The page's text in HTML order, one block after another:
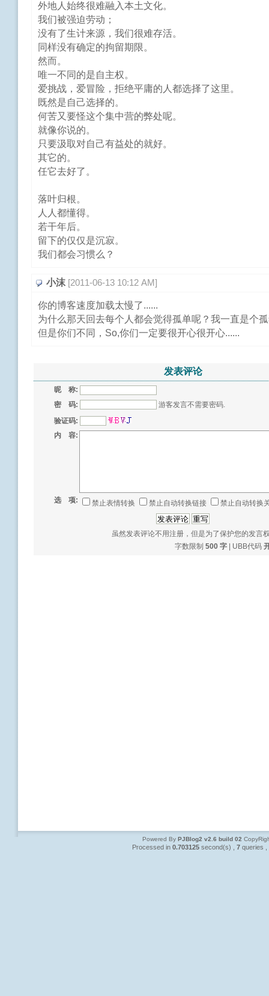
外地人始终很难融入本土文化。
我们被强迫劳动；
没有了生计来源，我们很难存活。
同样没有确定的拘留期限。
然而。
唯一不同的是自主权。
爱挑战，爱冒险，拒绝平庸的人都选择了这里。
既然是自己选择的。
何苦又要怪这个集中营的弊处呢。
就像你说的。
只要汲取对自己有益处的就好。
其它的。
任它去好了。
落叶归根。
人人都懂得。
若干年后。
留下的仅仅是沉寂。
我们都会习惯么？
小沫 [2011-06-13 10:12 AM]
你的博客速度加载太慢了......
为什么那天回去每个人都会觉得孤单呢？我一直是个
但是你们不同，So,你们一定要很开心很开心......
发表评论
昵 称:
密 码:
游客发言不需要密码.
验证码:
内 容:
选 项: 禁止表情转换 禁止自动转换链接 禁止自动转换
虽然发表评论不用注册，但是为了保护您的发言
字数限制 500 字| UBB代码
Powered By PJBlog2 v2.6 build 02
Processed in 0.703125second(s) , 7queries ,